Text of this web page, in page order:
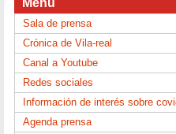
Menú
Sala de prensa
Crónica de Vila-real
Canal a Youtube
Redes sociales
Información de interés sobre
Agenda prensa